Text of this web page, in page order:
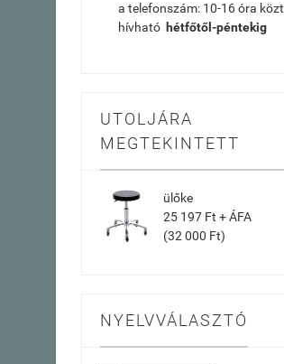
a telefonszám: 10-16 óra közt
hívható hétfőtől-péntekig
UTOLJÁRA
MEGTEKINTETT
ülőke
25 197 Ft + ÁFA
(32 000 Ft)
NYELVVÁLASZTÓ